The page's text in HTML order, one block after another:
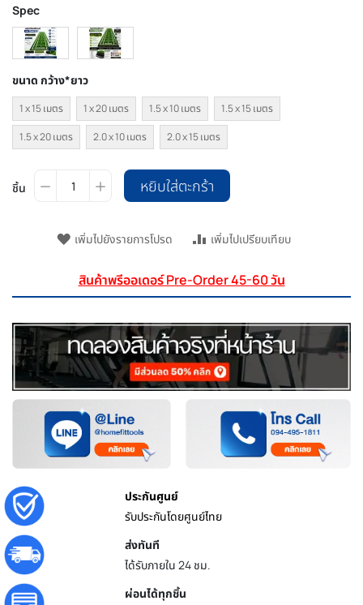
Spec
ขนาด กว้าง*ยาว
1 x 15 เมตร 1 x 20 เมตร 1.5 x 10 เมตร 1.5 x 15 เมตร
1.5 x 20 เมตร 2.0 x 10 เมตร 2.0 x 15 เมตร
ชิ้น หยิบใส่ตะกร้า
เพิ่มไปยังรายการโปรด เพิ่มไปเปรียบเทียบ
สินค้าพรีออเดอร์ Pre-Order 45-60 วัน
ประกันศูนย์
รับประกันโดยศูนย์ไทย
ส่งทันที
ได้รับภายใน 24 ชม.
ผ่อนได้ทุกชิ้น